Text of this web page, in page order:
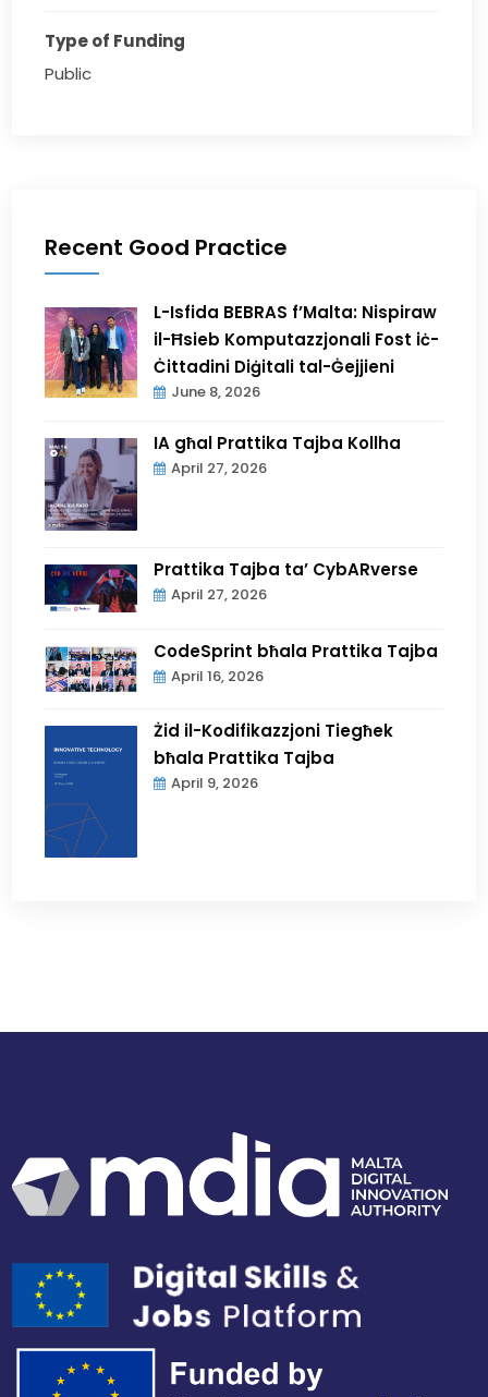
Type of Funding
Public
Recent Good Practice
L-Isfida BEBRAS f’Malta: Nispiraw
il-Ħsieb Komputazzjonali Fost iċ-
Ċittadini Diġitali tal-Ġejjieni
June 8, 2026
IA għal Prattika Tajba Kollha
April 27, 2026
Prattika Tajba ta’ CybARverse
April 27, 2026
CodeSprint bħala Prattika Tajba
April 16, 2026
Żid il-Kodifikazzjoni Tiegħek
bħala Prattika Tajba
April 9, 2026